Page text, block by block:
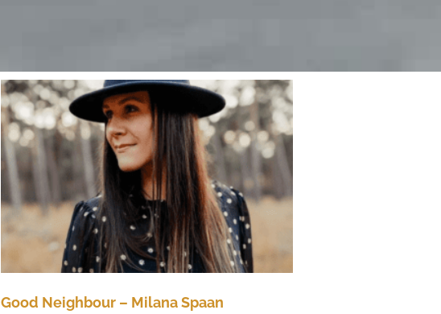
Good Neighbour – Milana Spaan